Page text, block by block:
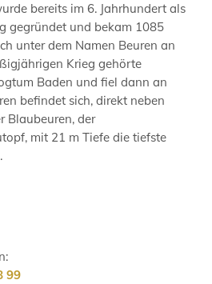
bereits im 6. Jahrhundert als
gegründet und bekam 1085
unter dem Namen Beuren an
Krieg gehörte
Baden und fiel dann an
befindet sich, direkt neben
Blaubeuren, der
mit 21 m Tiefe die tiefste
99